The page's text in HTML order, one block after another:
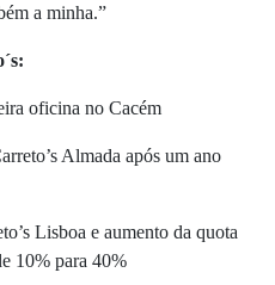
a minha.”
oficina no Cacém
Almada após um ano
Lisboa e aumento da quota
10% para 40%